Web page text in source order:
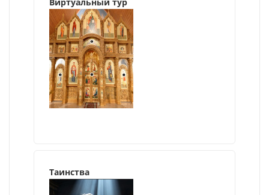
Таинства